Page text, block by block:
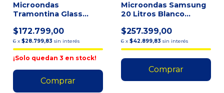
Microondas
Tramontina Glass
Silver/negro
$172.799,00
6 x $28.799,83 sin interés
¡Solo quedan 3 en stock!
Microondas Samsung
20 Litros Blanco
800w
$257.399,00
6 x $42.899,83 sin interés